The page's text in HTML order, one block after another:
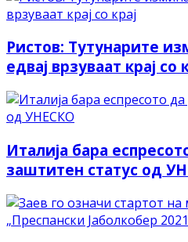
Ристов: Тутунарите
едвај врзуваат крај со
Италија бара
заштитен статус од